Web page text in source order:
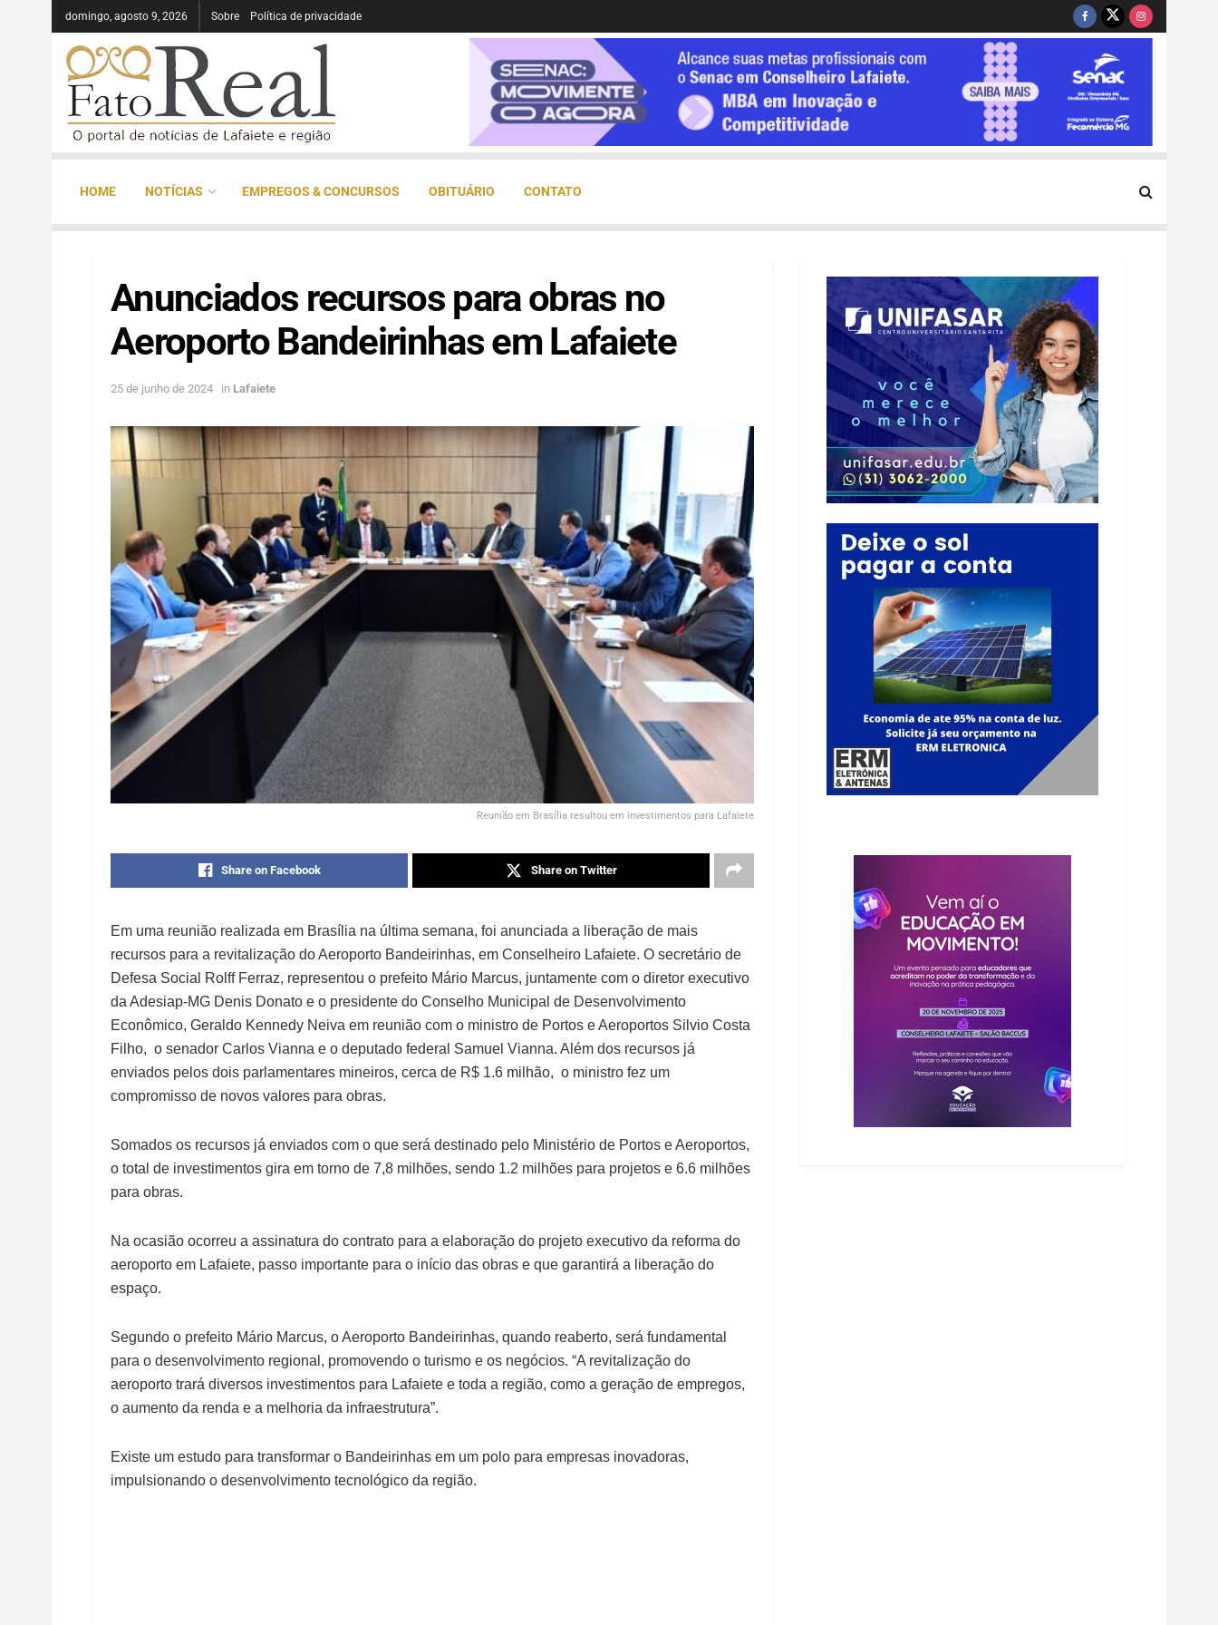
domingo, agosto 9, 2026 Sobre Política de privacidade
HOME NOTÍCIAS EMPREGOS & CONCURSOS OBITUÁRIO CONTATO
Anunciados recursos para obras no
Aeroporto Bandeirinhas em Lafaiete
25 de junho de 2024 in Lafaiete
Reunião em Brasília resultou em investimentos para Lafaiete
Share on Facebook Share on Twitter
Em uma reunião realizada em Brasília na última semana, foi anunciada a liberação de mais
recursos para a revitalização do Aeroporto Bandeirinhas, em Conselheiro Lafaiete. O secretário de
Defesa Social Rolff Ferraz, representou o prefeito Mário Marcus, juntamente com o diretor executivo
da Adesiap-MG Denis Donato e o presidente do Conselho Municipal de Desenvolvimento
Econômico, Geraldo Kennedy Neiva em reunião com o ministro de Portos e Aeroportos Silvio Costa
Filho, o senador Carlos Vianna e o deputado federal Samuel Vianna. Além dos recursos já
enviados pelos dois parlamentares mineiros, cerca de R$ 1.6 milhão, o ministro fez um
compromisso de novos valores para obras.
Somados os recursos já enviados com o que será destinado pelo Ministério de Portos e Aeroportos,
o total de investimentos gira em torno de 7,8 milhões, sendo 1.2 milhões para projetos e 6.6 milhões
para obras.
Na ocasião ocorreu a assinatura do contrato para a elaboração do projeto executivo da reforma do
aeroporto em Lafaiete, passo importante para o início das obras e que garantirá a liberação do
espaço.
Segundo o prefeito Mário Marcus, o Aeroporto Bandeirinhas, quando reaberto, será fundamental
para o desenvolvimento regional, promovendo o turismo e os negócios. “A revitalização do
aeroporto trará diversos investimentos para Lafaiete e toda a região, como a geração de empregos,
o aumento da renda e a melhoria da infraestrutura”.
Existe um estudo para transformar o Bandeirinhas em um polo para empresas inovadoras,
impulsionando o desenvolvimento tecnológico da região.